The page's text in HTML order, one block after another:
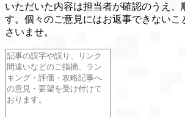
いただいた内容は担当者が確認のうえ、
す。個々のご意見にはお返事できないこ
さいませ。